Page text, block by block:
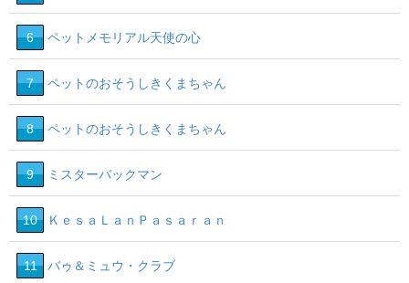
6 ペットメモリアル天使の心
7 ペットのおそうしきくまちゃん
8 ペットのおそうしきくまちゃん
9 ミスターバックマン
10 ＫｅｓａＬａｎＰａｓａｒａｎ
11 バゥ＆ミュウ・クラブ